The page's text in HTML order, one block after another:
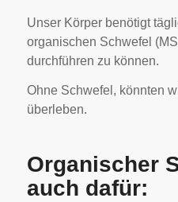
Unser Körper benötigt
organischen Schwefel
durchführen zu können.
Ohne Schwefel, könnten
überleben.
Organischer
auch dafür: